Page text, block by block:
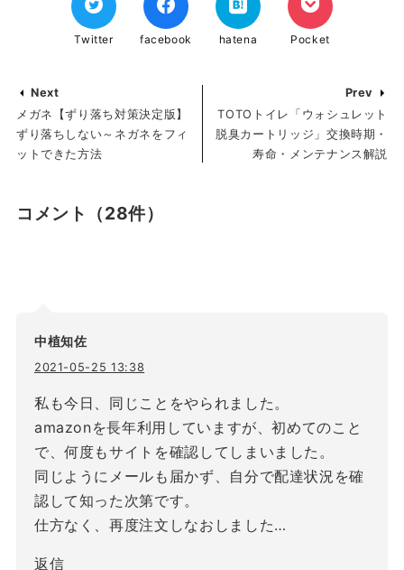
Twitter facebook hatena Pocket
Next
メガネ【ずり落ち対策決定版】
ずり落ちしない～ネガネをフィ
ットできた方法
Prev
TOTOトイレ「ウォシュレット
脱臭カートリッジ」交換時期・
寿命・メンテナンス解説
コメント （28件）
中植知佐
2021-05-25 13:38
私も今日、同じことをやられました。
amazonを長年利用していますが、初めてのこと
で、何度もサイトを確認してしまいました。
同じようにメールも届かず、自分で配達状況を確
認して知った次第です。
仕方なく、再度注文しなおしました…
返信